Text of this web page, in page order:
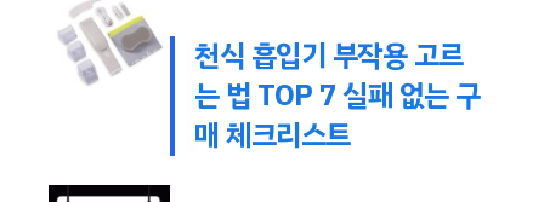
천식 흡입기 부작용 고르
는 법 TOP 7 실패 없는 구
매 체크리스트